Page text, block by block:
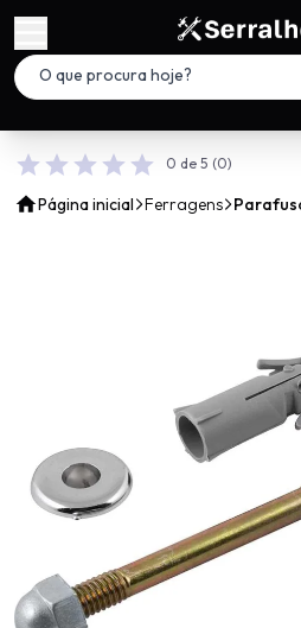
0 de 5 (0)
Página inicial Ferragens